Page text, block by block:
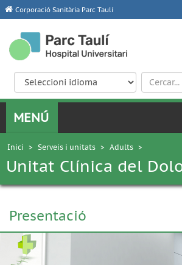
Corporació Sanitària Parc Taulí
Inici > Serveis i unitats > Adults >
Unitat Clínica del
Presentació